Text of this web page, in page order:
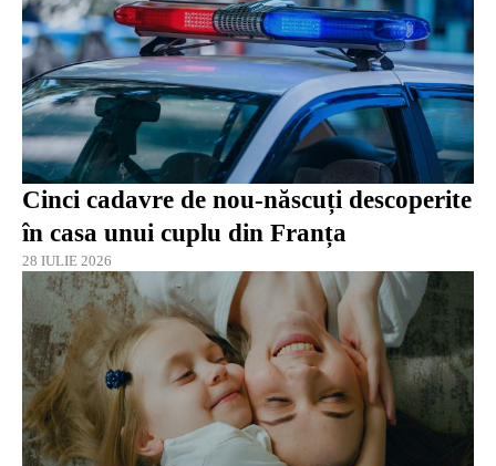
Cinci cadavre de nou-născuți descoperite
în casa unui cuplu din Franța
28 IULIE 2026